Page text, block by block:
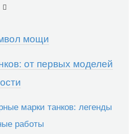
мощи
от первых моделей
марки танков: легенды
работы